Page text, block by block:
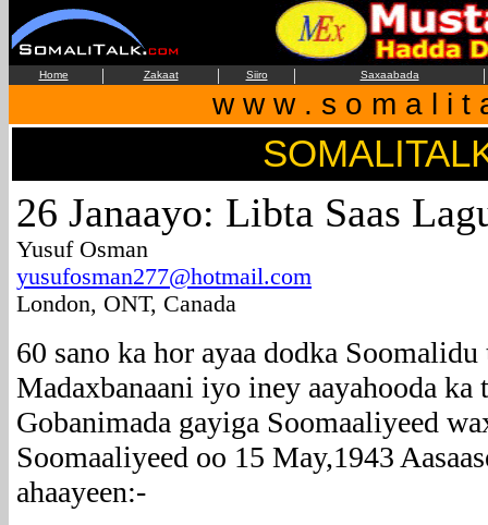
Home | Zakaat | Siiro | Saxaabada |
w w w . s o m a l i t
26 Janaayo: Libta Saas
Yusuf Osman
yusufosman277@hotmail.com
London, ONT, Canada
60 sano ka hor ayaa dodka
Madaxbanaani iyo iney aayahooda ka
Gobanimada gayiga Soomaaliyeed
Soomaaliyeed oo 15 May,1943
ahaayeen:-